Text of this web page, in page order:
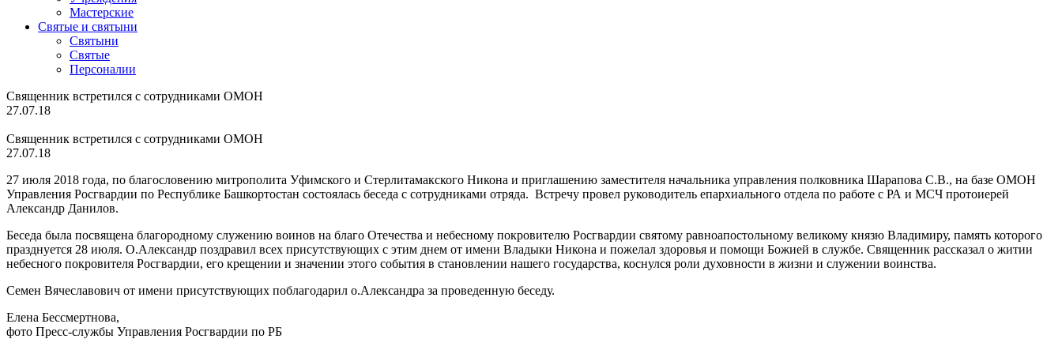
Мастерские
Святые и святыни
Cвятыни
Cвятые
Персоналии
Священник встретился с сотрудниками ОМОН
27.07.18
Священник встретился с сотрудниками ОМОН
27.07.18
27 июля 2018 года, по благословению митрополита Уфимского и Стерлитамакского Никона и приглашению заместителя начальника управления полковника Шарапова С.В., на базе ОМОН
Управления Росгвардии по Республике Башкортостан состоялась беседа с сотрудниками отряда. Встречу провел руководитель епархиального отдела по работе с РА и МСЧ протоиерей
Александр Данилов.
Беседа была посвящена благородному служению воинов на благо Отечества и небесному покровителю Росгвардии святому равноапостольному великому князю Владимиру, память которого
празднуется 28 июля. О.Александр поздравил всех присутствующих с этим днем от имени Владыки Никона и пожелал здоровья и помощи Божией в службе. Священник рассказал о житии
небесного покровителя Росгвардии, его крещении и значении этого события в становлении нашего государства, коснулся роли духовности в жизни и служении воинства.
Семен Вячеславович от имени присутствующих поблагодарил о.Александра за проведенную беседу.
Елена Бессмертнова,
фото Пресс-службы Управления Росгвардии по РБ